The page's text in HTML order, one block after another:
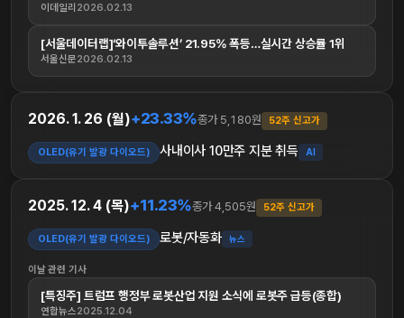
이데일리 2026.02.13
[서울데이터랩]‘와이투솔루션’ 21.95% 폭등…실시간 상승률 1위
서울신문2026.02.13
2026. 1. 26 (월)+23.33%종가 5,180원 52주 신고가
OLED(유기 발광 다이오드) 사내이사 10만주 지분 취득 AI
2025. 12. 4 (목)+11.23%종가 4,505원 52주 신고가
OLED(유기 발광 다이오드) 로봇/자동화 뉴스
이날 관련 기사
[특징주] 트럼프 행정부 로봇산업 지원 소식에 로봇주 급등(종합)
연합뉴스2025.12.04